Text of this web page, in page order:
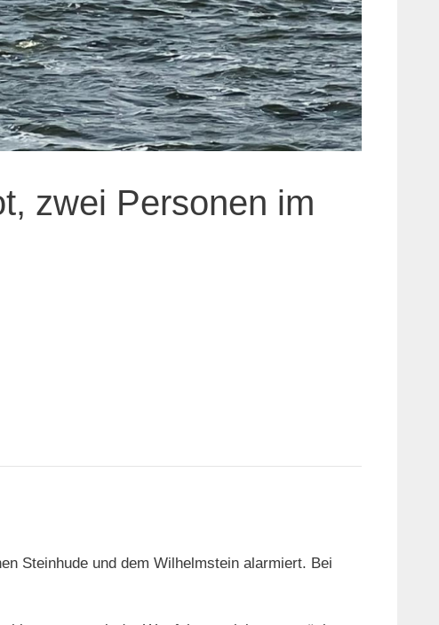
zwei Personen im
Steinhude und dem Wilhelmstein alarmiert. Bei